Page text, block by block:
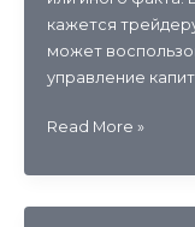
кажется
может
управление
Форекс
от
FXOpen
Read More »